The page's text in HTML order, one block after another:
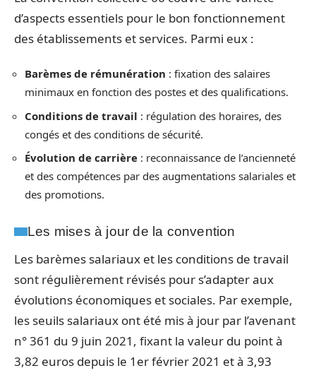
d’aspects essentiels pour le bon fonctionnement
des établissements et services. Parmi eux :
Barèmes de rémunération : fixation des salaires
minimaux en fonction des postes et des qualifications.
Conditions de travail : régulation des horaires, des
congés et des conditions de sécurité.
Évolution de carrière : reconnaissance de l’ancienneté
et des compétences par des augmentations salariales et
des promotions.
Les mises à jour de la convention
Les barèmes salariaux et les conditions de travail
sont régulièrement révisés pour s’adapter aux
évolutions économiques et sociales. Par exemple,
les seuils salariaux ont été mis à jour par l’avenant
n° 361 du 9 juin 2021, fixant la valeur du point à
3,82 euros depuis le 1er février 2021 et à 3,93